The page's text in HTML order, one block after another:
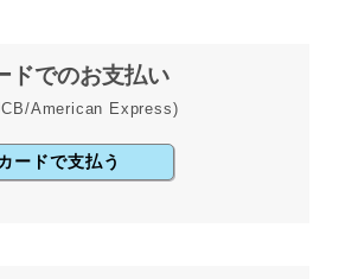
ドでのお支払い
American Express)
ードで支払う